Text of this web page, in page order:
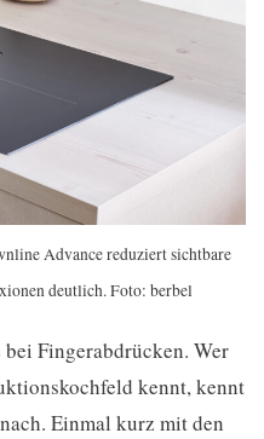
Advance reduziert sichtbare
deutlich. Foto: berbel
Fingerabdrücken. Wer
kennt, kennt
Einmal kurz mit den